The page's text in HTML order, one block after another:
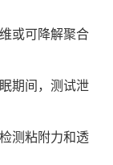
或可降解聚合
期间，测试泄
测粘附力和透